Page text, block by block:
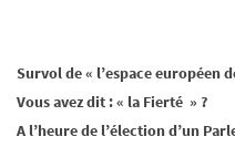
Survol de « l’espace européen
Vous avez dit : « la Fierté » ?
A l’heure de l’élection d’un